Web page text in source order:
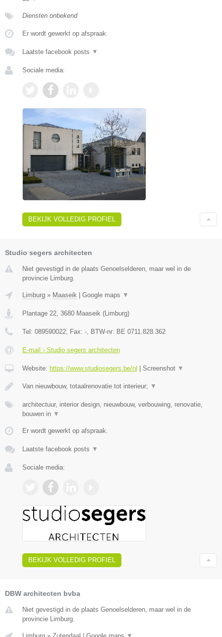
Diensten onbekend
Er wordt gewerkt op afspraak.
Laatste facebook posts ▼
Sociale media:
BEKIJK VOLLEDIG PROFIEL
Studio segers architecten
Niet gevestigd in de plaats Genoelselderen, maar wel in de
provincie Limburg.
Limburg » Maaseik Google maps ▼
Plantage 22, 3680 Maaseik (Limburg)
Tel: 089590022, Fax: -, BTW-nr: BE 0711.828.362
E-mail › Studio segers architecten
Website: https://www.studiosegers.be/nl Screenshot ▼
Van nieuwbouw, totaalrenovatie tot interieur; ▼
architectuur, interior design, nieuwbouw, verbouwing, renovatie,
bouwen in ▼
Er wordt gewerkt op afspraak.
Laatste facebook posts ▼
Sociale media:
BEKIJK VOLLEDIG PROFIEL
DBW architecten bvba
Niet gevestigd in de plaats Genoelselderen, maar wel in de
provincie Limburg.